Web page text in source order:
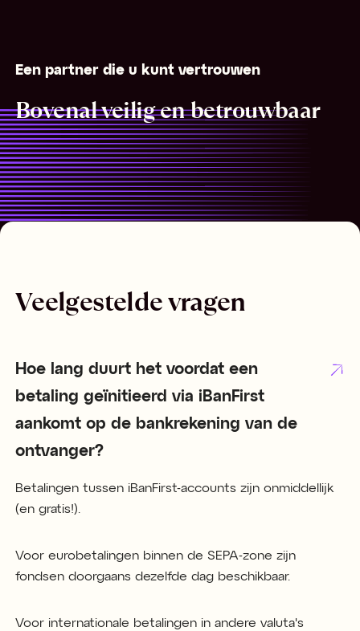
Een partner die u kunt vertrouwen
Bovenal veilig en betrouwbaar
Veelgestelde vragen
Hoe lang duurt het voordat een
betaling geïnitieerd via iBanFirst
aankomt op de bankrekening van de
ontvanger?
Betalingen tussen iBanFirst-accounts zijn onmiddellijk
(en gratis!).
Voor eurobetalingen binnen de SEPA-zone zijn
fondsen doorgaans dezelfde dag beschikbaar.
Voor internationale betalingen in andere valuta's